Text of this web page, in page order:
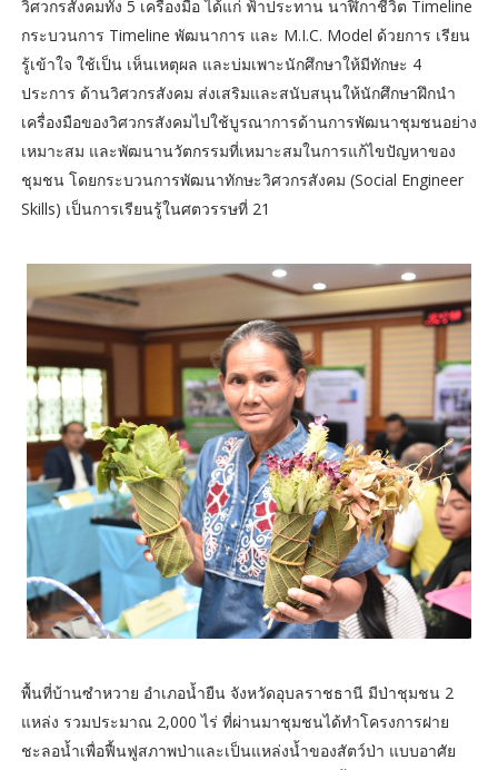
วิศวกรสังคมทั้ง 5 เครื่องมือ ได้แก่ ฟ้าประทาน นาฬิกาชีวิต Timeline
กระบวนการ Timeline พัฒนาการ และ M.I.C. Model ด้วยการ เรียน
รู้เข้าใจ ใช้เป็น เห็นเหตุผล และบ่มเพาะนักศึกษาให้มีทักษะ 4
ประการ ด้านวิศวกรสังคม ส่งเสริมและสนับสนุนให้นักศึกษาฝึกนำ
เครื่องมือของวิศวกรสังคมไปใช้บูรณาการด้านการพัฒนาชุมชนอย่าง
เหมาะสม และพัฒนานวัตกรรมที่เหมาะสมในการแก้ไขปัญหาของ
ชุมชน โดยกระบวนการพัฒนาทักษะวิศวกรสังคม (Social Engineer
Skills) เป็นการเรียนรู้ในศตวรรษที่ 21
พื้นที่บ้านซำหวาย อำเภอน้ำยืน จังหวัดอุบลราชธานี มีป่าชุมชน 2
แหล่ง รวมประมาณ 2,000 ไร่ ที่ผ่านมาชุมชนได้ทำโครงการฝาย
ชะลอน้ำเพื่อฟื้นฟูสภาพป่าและเป็นแหล่งน้ำของสัตว์ป่า แบบอาศัย